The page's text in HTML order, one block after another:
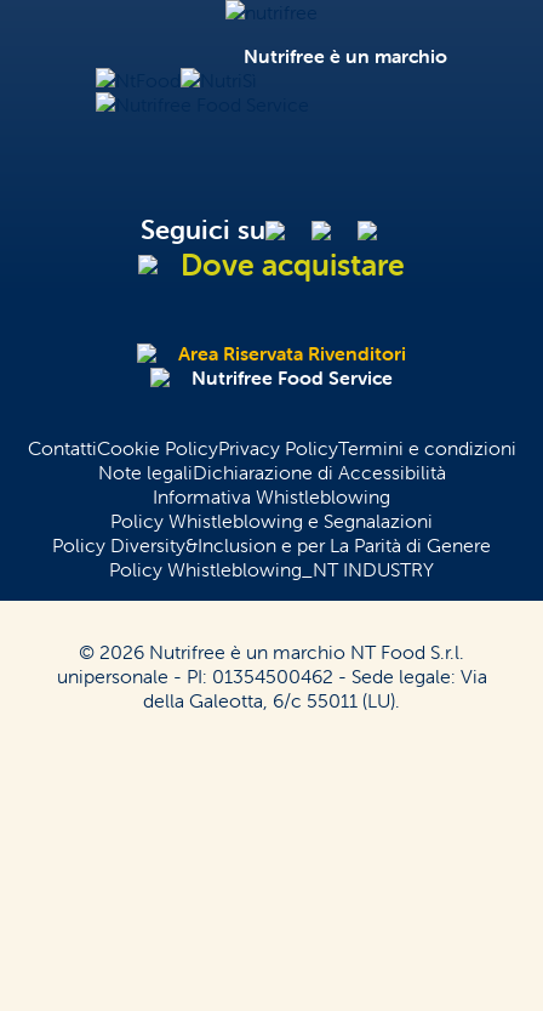
Nutrifree è un marchio
NtFood
Seguici su
Dove acquistare
Area Riservata Rivenditori
Nutrifree Food Service
ContattiCookie PolicyPrivacy PolicyTermini e condizioni
Note legaliDichiarazione di Accessibilità
Informativa Whistleblowing
Policy Whistleblowing e Segnalazioni
Policy Diversity&Inclusion e per La Parità di Genere
Policy Whistleblowing_NT INDUSTRY
© 2026 Nutrifree è un marchio NT Food S.r.l.
unipersonale - PI: 01354500462 - Sede legale: Via
della Galeotta, 6/c 55011 (LU).